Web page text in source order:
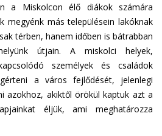
a Miskolcon élő diákok számára
megyénk más településein lakóknak
térben, hanem időben is bátrabban
útjain. A miskolci helyek,
személyek és családok
a város fejlődését, jelenlegi
azokhoz, akiktől örökül kaptuk azt a
éljük, ami meghatározza